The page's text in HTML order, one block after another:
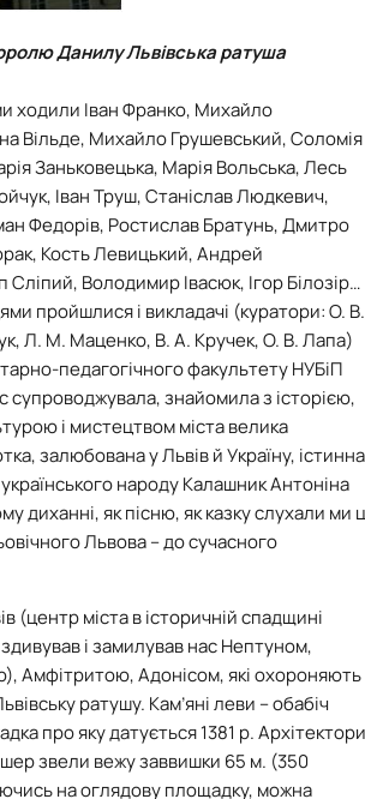
Данилу Львівська ратуша
ходили Іван Франко, Михайло
Вільде, Михайло Грушевський, Соломія
Заньковецька, Марія Вольська, Лесь
Іван Труш, Станіслав Людкевич,
Федорів, Ростислав Братунь, Дмитро
Кость Левицький, Андрей
Володимир Івасюк, Ігор Білозір…
пройшлися і викладачі (куратори: О. В.
Л. М. Маценко, В. А. Кручек, О. В. Лапа)
педагогічного факультету НУБіП
супроводжувала, знайомила з історією,
і мистецтвом міста велика
залюбована у Львів й Україну, істинна
народу Калашник Антоніна
диханні, як пісню, як казку слухали ми
Львова – до сучасного
(центр міста в історичній спадщині
і замилував нас Нептуном,
Амфітритою, Адонісом, які охороняють
ратушу. Кам’яні леви – обабіч
про яку датується 1381 р. Архітектори
звели вежу заввишки 65 м. (350
на оглядову площадку, можна